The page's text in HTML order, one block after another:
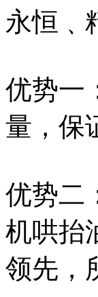
永恒﹑
优势一
量，保
优势二
机哄抬
领先，